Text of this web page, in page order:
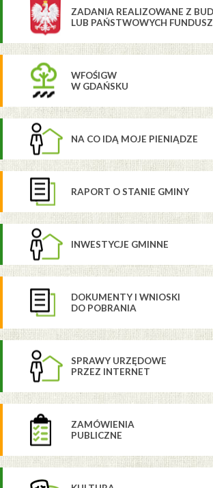
ZADANIA REALIZOWANE Z
LUB PAŃSTWOWYCH
WFOŚIGW
W GDAŃSKU
NA CO IDĄ MOJE PIENIĄDZE
RAPORT O STANIE GMINY
INWESTYCJE GMINNE
DOKUMENTY I WNIOSKI
DO POBRANIA
SPRAWY URZĘDOWE
PRZEZ INTERNET
ZAMÓWIENIA
PUBLICZNE